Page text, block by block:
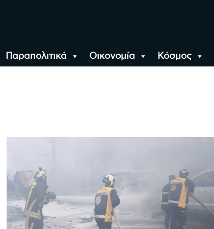
Παραπολιτικά Οικονομία Κόσμος